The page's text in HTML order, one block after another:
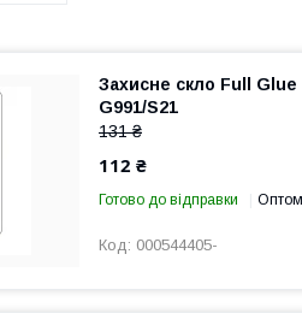
Захисне скло Full Glue
G991/S21
131 ₴
112 ₴
Готово до відправки Оптом
000544405-